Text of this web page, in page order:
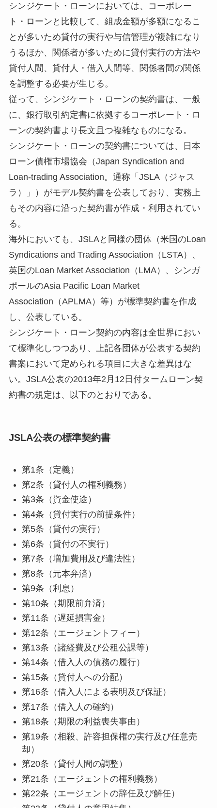
シンジケート・ローンにおいては、コーポレー
ト・ローンと比較して、組成金額が多額になるこ
とが多いため貸付の実行や与信管理が複雑になり
うるほか、関係者が多いために貸付実行の方法や
貸付人間、貸付人・借入人間等、関係者間の関係
を調整する必要が生じる。
従って、シンジケート・ローンの契約書は、一般
に、銀行取引約定書に依拠するコーポレート・ロ
ーンの契約書より長文且つ複雑なものになる。
シンジケート・ローンの契約書については、日本
ローン債権市場協会（Japan Syndication and
Loan-trading Association。通称「JSLA（ジャス
ラ）」）がモデル契約書を公表しており、実務上
もその内容に沿った契約書が作成・利用されてい
る。
海外においても、JSLAと同様の団体（米国のLoan
Syndications and Trading Association（LSTA）、
英国のLoan Market Association（LMA）、シンガ
ポールのAsia Pacific Loan Market
Association（APLMA）等）が標準契約書を作成
し、公表している。
シンジケート・ローン契約の内容は全世界におい
て標準化しつつあり、上記各団体が公表する契約
書案において定められる項目に大きな差異はな
い。JSLA公表の2013年2月12日付タームローン契
約書の規定は、以下のとおりである。
JSLA公表の標準契約書
第1条（定義）
第2条（貸付人の権利義務）
第3条（資金使途）
第4条（貸付実行の前提条件）
第5条（貸付の実行）
第6条（貸付の不実行）
第7条（増加費用及び違法性）
第8条（元本弁済）
第9条（利息）
第10条（期限前弁済）
第11条（遅延損害金）
第12条（エージェントフィー）
第13条（諸経費及び公租公課等）
第14条（借入人の債務の履行）
第15条（貸付人への分配）
第16条（借入人による表明及び保証）
第17条（借入人の確約）
第18条（期限の利益喪失事由）
第19条（相殺、許容担保権の実行及び任意売
却）
第20条（貸付人間の調整）
第21条（エージェントの権利義務）
第22条（エージェントの辞任及び解任）